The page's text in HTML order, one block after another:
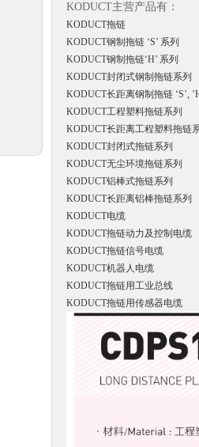
KODUCT主营产品有：
KODUCT拖链
KODUCT钢制拖链 ‘S’ 系列
KODUCT钢制拖链‘H’ 系列
KODUCT封闭式钢制拖链系列
KODUCT长距离钢制拖链 ‘S’,
KODUCT工程塑料拖链系列
KODUCT长距离工程塑料拖链
KODUCT封闭式拖链系列
KODUCT无尘环境拖链系列
KODUCT铝棒式拖链系列
KODUCT长距离铝棒拖链系列
KODUCT电缆
KODUCT拖链动力及控制电缆
KODUCT拖链信号电缆
KODUCT机器人电缆
KODUCT拖链用工业总线
KODUCT拖链用传感器电缆